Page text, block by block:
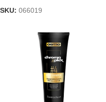
SKU: 066019